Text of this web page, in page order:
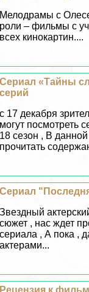
Мелодрамы с
роли – фильмы с
всех кинокартин....
Сериал «Тайны
серий
с 17 декабря
могут посмотреть
18 сезон , В
прочитать
Сериал
Звездный
сюжет , нас ждет
сериала , А пока ,
актерами...
Рецензия к